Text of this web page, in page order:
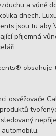
a vůně
dnech.
jsou tu aby
přijemná
obsahuje
osvěžovače